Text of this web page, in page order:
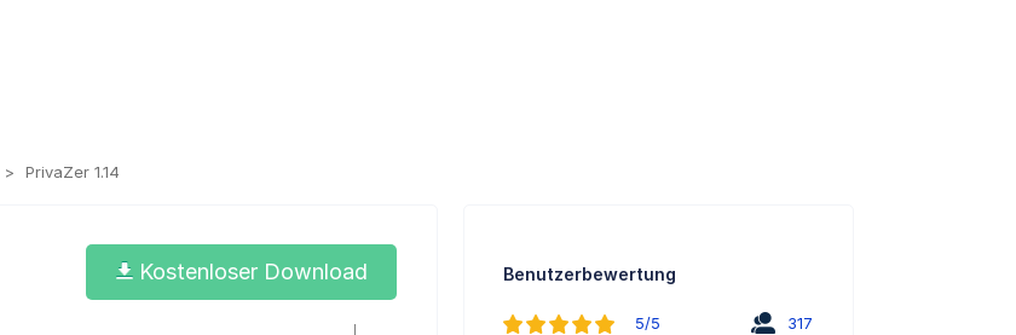
PrivaZer 1.14
Kostenloser Download Benutzerbewertung
5/5 317